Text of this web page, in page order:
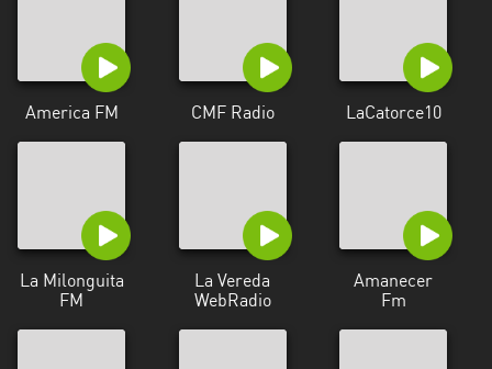
America FM CMF Radio LaCatorce10
La Milonguita
FM
La Vereda
WebRadio
Amanecer
Fm